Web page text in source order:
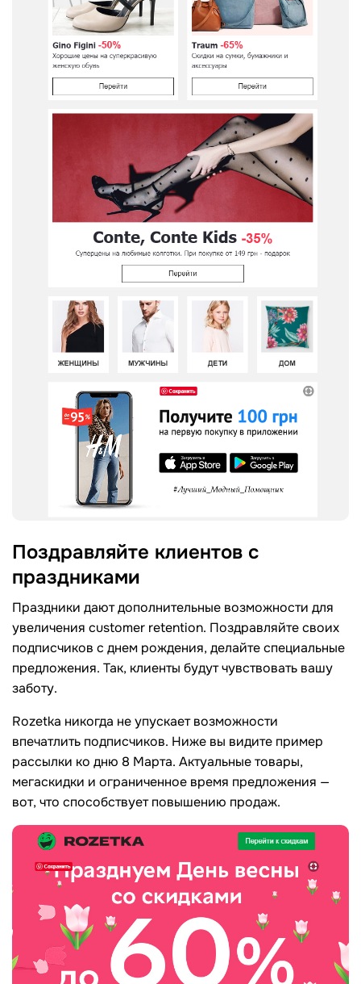
Поздравляйте клиентов с
праздниками
Праздники дают дополнительные возможности для
увеличения customer retention. Поздравляйте своих
подписчиков с днем ​​рождения, делайте специальные
предложения. Так, клиенты будут чувствовать вашу
заботу.
Rozetka никогда не упускает возможности
впечатлить подписчиков. Ниже вы видите пример
рассылки ко дню 8 Марта. Актуальные товары,
мегаскидки и ограниченное время предложения —
вот, что способствует повышению продаж.